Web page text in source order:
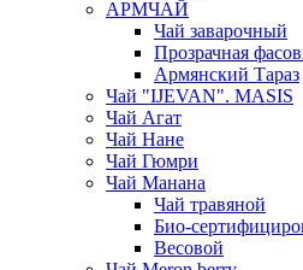
АРМЧАЙ
Чай заварочный
Прозрачная
Армянский Тараз
Чай "IJEVAN". MASIS
Чай Агат
Чай Нане
Чай Гюмри
Чай Манана
Чай травяной
Био-
Весовой